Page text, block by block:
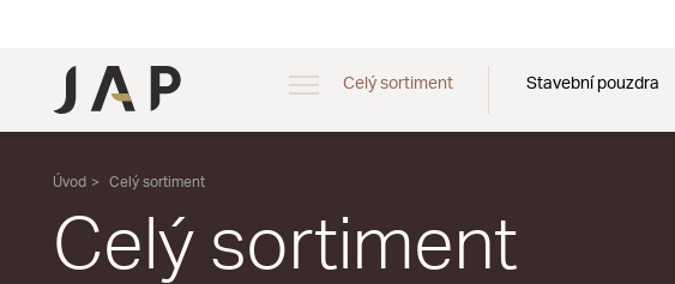
Celý sortiment Stavební pouzdra
Úvod Celý sortiment
Celý sortiment